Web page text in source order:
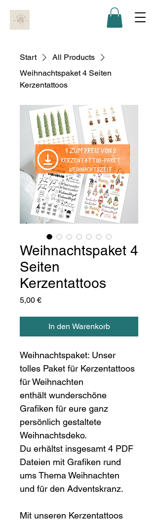
Start
All Products
Weihnachtspaket 4 Seiten
Kerzentattoos
Weihnachtspaket 4
Seiten
Kerzentattoos
5,00 €Preis
In den Warenkorb
Weihnachtspaket: Unser
tolles Paket für Kerzentattoos
für Weihnachten
enthält wunderschöne
Grafiken für eure ganz
persönlich gestaltete
Weihnachtsdeko.
Du erhältst insgesamt 4 PDF
Dateien mit Grafiken rund
ums Thema Weihnachten
und für den Adventskranz.
Mit unseren Kerzentattoos